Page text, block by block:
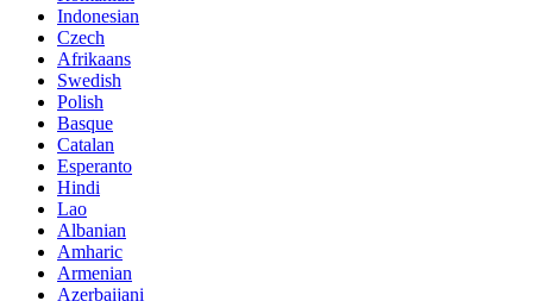
Indonesian
Czech
Afrikaans
Swedish
Polish
Basque
Catalan
Esperanto
Hindi
Lao
Albanian
Amharic
Armenian
Azerbaijani